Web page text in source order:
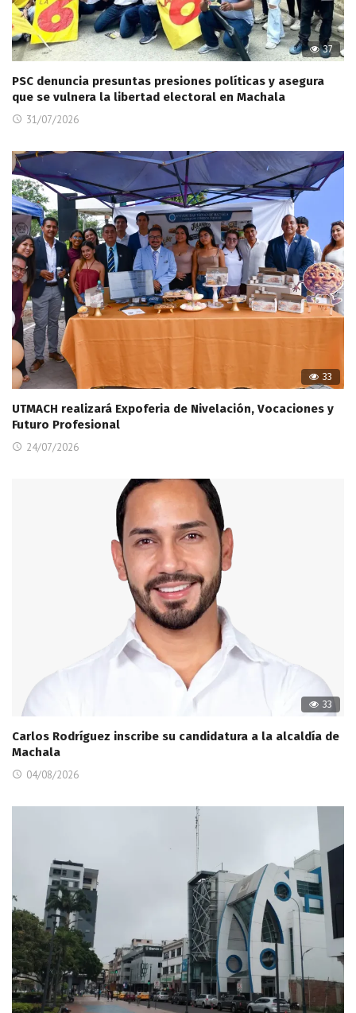
37
PSC denuncia presuntas presiones políticas y asegura
que se vulnera la libertad electoral en Machala
31/07/2026
33
UTMACH realizará Expoferia de Nivelación, Vocaciones y
Futuro Profesional
24/07/2026
33
Carlos Rodríguez inscribe su candidatura a la alcaldía de
Machala
04/08/2026